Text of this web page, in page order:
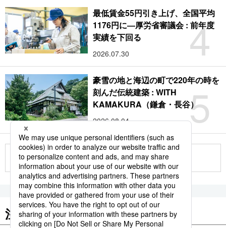
4
最低賃金55円引き上げ、全国平均
1176円に―厚労省審議会 : 前年度
実績を下回る
2026.07.30
5
豪雪の地と海辺の町で220年の時を
刻んだ伝統建築 : WITH
KAMAKURA（鎌倉・長谷）
2026.08.04
もっと見る
注目のキーワード